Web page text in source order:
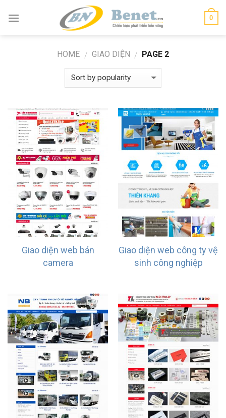
0
HOME / GIAO DIỆN / PAGE 2
Giao diện web bán
camera
Giao diện web công ty vệ
sinh công nghiệp